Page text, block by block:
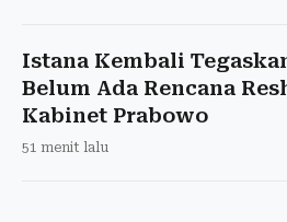
Istana Kembali
Belum Ada Rencana
Kabinet Prabowo
51 menit lalu